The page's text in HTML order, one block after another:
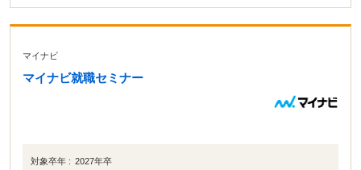
マイナビ
マイナビ就職セミナー
対象卒年 : 2027年卒